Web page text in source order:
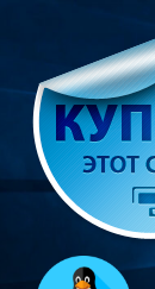
содержимому